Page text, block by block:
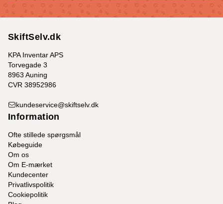
SkiftSelv.dk
KPA Inventar APS
Torvegade 3
8963 Auning
CVR 38952986
kundeservice@skiftselv.dk
Information
Ofte stillede spørgsmål
Købeguide
Om os
Om E-mærket
Kundecenter
Privatlivspolitik
Cookiepolitik